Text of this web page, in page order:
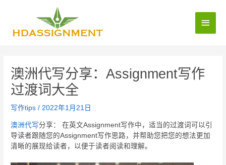
澳洲代写分享：Assignment写作
过渡词大全
写作tips /2022年1月21日
澳洲代写分享： 在英文Assignment写作中，适当的过渡词可以引
导读者跟随您的Assignment写作思路，并帮助您把您的想法更加
清晰的展现给读者，以便于读者阅读和理解。